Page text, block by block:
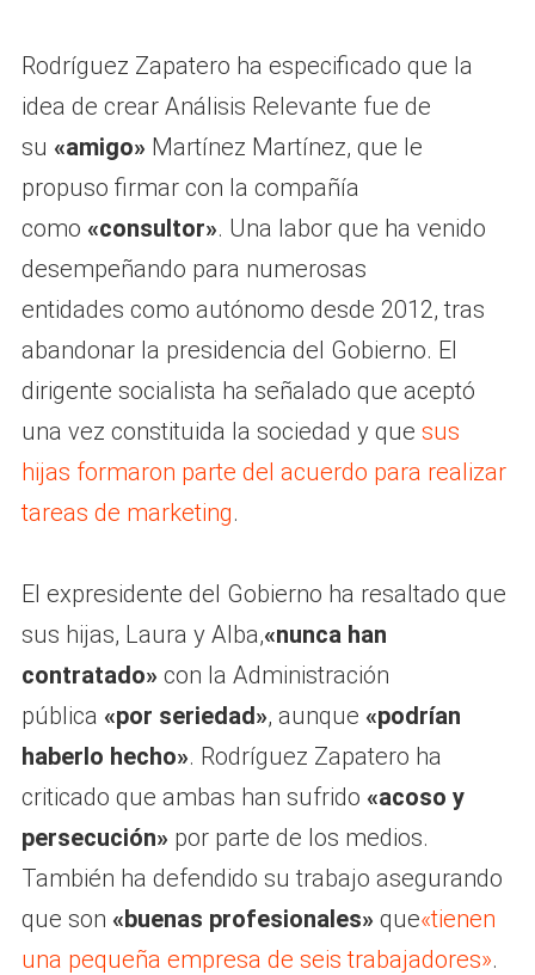
Rodríguez Zapatero ha especificado que la
idea de crear Análisis Relevante fue de
su «amigo» Martínez Martínez, que le
propuso firmar con la compañía
como «consultor». Una labor que ha venido
desempeñando para numerosas
entidades como autónomo desde 2012, tras
abandonar la presidencia del Gobierno. El
dirigente socialista ha señalado que aceptó
una vez constituida la sociedad y que sus
hijas formaron parte del acuerdo para realizar
tareas de marketing.
El expresidente del Gobierno ha resaltado que
sus hijas, Laura y Alba,«nunca han
contratado» con la Administración
pública «por seriedad», aunque «podrían
haberlo hecho». Rodríguez Zapatero ha
criticado que ambas han sufrido «acoso y
persecución» por parte de los medios.
También ha defendido su trabajo asegurando
que son «buenas profesionales» que«tienen
una pequeña empresa de seis trabajadores».